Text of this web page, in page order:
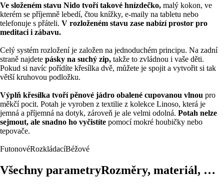
Ve složeném stavu Nido tvoří takové hnízdečko, malý kokon, ve
kterém se příjemně lebedí, čtou knížky, e-maily na tabletu nebo
telefonuje s přáteli. V rozloženém stavu zase nabízí prostor pro
meditaci i zábavu.
Celý systém rozložení je založen na jednoduchém principu. Na zadní
straně najdete pásky na suchý zip, takže to zvládnou i vaše děti.
Pokud si navíc pořídíte křesílka dvě, můžete je spojit a vytvořit si tak
větší kruhovou podložku.
Výplň křesílka tvoří pěnové jádro obalené cupovanou vlnou pro
měkčí pocit. Potah je vyroben z textilie z kolekce Linoso, která je
jemná a příjemná na dotyk, zároveň je ale velmi odolná. Potah nelze
sejmout, ale snadno ho vyčistíte pomocí mokré houbičky nebo
tepovače.
FutonovéRozkládacíBéžové
Všechny parametryRozměry, materiál, …